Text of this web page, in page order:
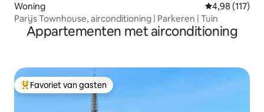
Woning Gemiddelde
4,98 (117)
Parijs Townhouse, airconditioning | Parkeren | Tuin
Appartementen met airconditioning
Topfavoriet van gasten
Favoriet van gasten